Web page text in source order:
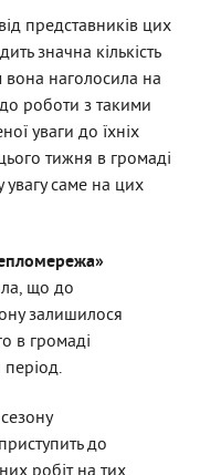
представників цих
значна кількість
вона наголосила на
роботи з такими
уваги до їхніх
тижня в громаді
увагу саме на цих
що до
залишилося
в громаді
до